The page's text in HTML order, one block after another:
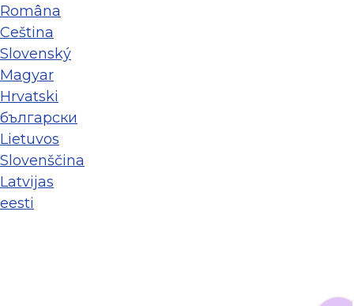
Româna
Ceština
Slovenský
Magyar
Hrvatski
български
Lietuvos
Slovenščina
Latvijas
eesti